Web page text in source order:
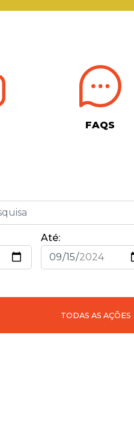
FAQS
Até:
TODAS AS AÇÕES